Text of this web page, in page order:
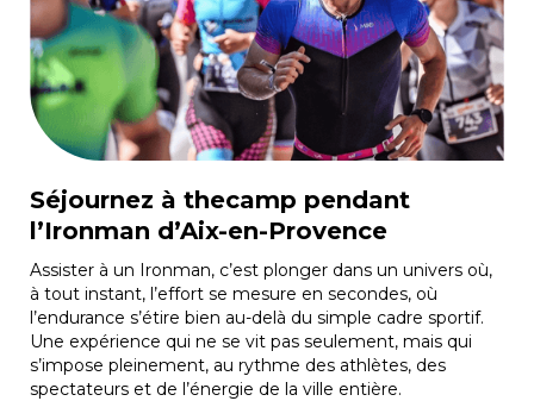
Séjournez à thecamp pendant
l’Ironman d’Aix-en-Provence
Assister à un Ironman, c’est plonger dans un univers où,
à tout instant, l’effort se mesure en secondes, où
l’endurance s’étire bien au-delà du simple cadre sportif.
Une expérience qui ne se vit pas seulement, mais qui
s’impose pleinement, au rythme des athlètes, des
spectateurs et de l’énergie de la ville entière.